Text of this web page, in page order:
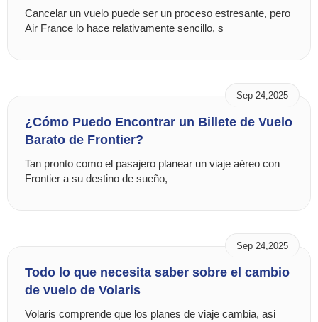
Cancelar un vuelo puede ser un proceso estresante, pero
Air France lo hace relativamente sencillo, s
Sep 24,2025
¿Cómo Puedo Encontrar un Billete de Vuelo
Barato de Frontier?
Tan pronto como el pasajero planear un viaje aéreo con
Frontier a su destino de sueño,
Sep 24,2025
Todo lo que necesita saber sobre el cambio
de vuelo de Volaris
Volaris comprende que los planes de viaje cambia, asi